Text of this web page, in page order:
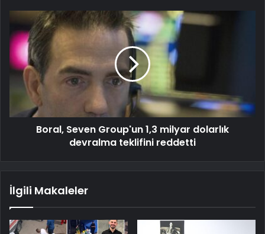
Boral, Seven Group'un 1,3 milyar dolarlık
devralma teklifini reddetti
İlgili Makaleler